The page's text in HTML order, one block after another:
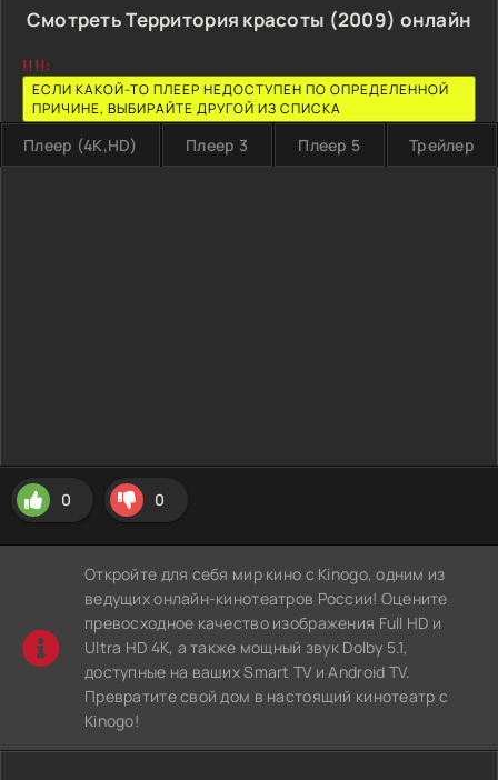
Смотреть Территория красоты (2009) онлайн
!!!!:
ЕСЛИ КАКОЙ-ТО ПЛЕЕР НЕДОСТУПЕН ПО ОПРЕДЕЛЕННОЙ
ПРИЧИНЕ, ВЫБИРАЙТЕ ДРУГОЙ ИЗ СПИСКА
Плеер (4K,HD) Плеер 3 Плеер 5 Трейлер
0 0
Откройте для себя мир кино с Kinogo, одним из
ведущих онлайн-кинотеатров России! Оцените
превосходное качество изображения Full HD и
Ultra HD 4K, а также мощный звук Dolby 5.1,
доступные на ваших Smart TV и Android TV.
Превратите свой дом в настоящий кинотеатр с
Kinogo!